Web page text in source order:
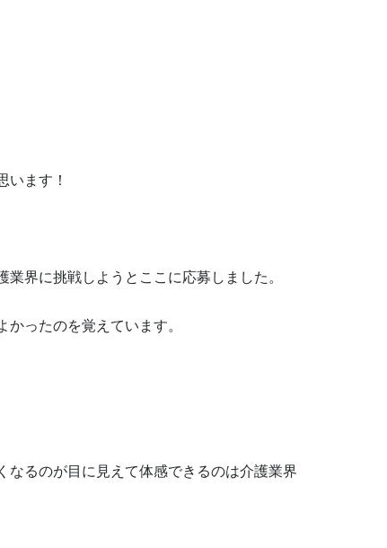
ます！
界に挑戦しようとここに応募しました。
ったのを覚えています。
るのが目に見えて体感できるのは介護業界